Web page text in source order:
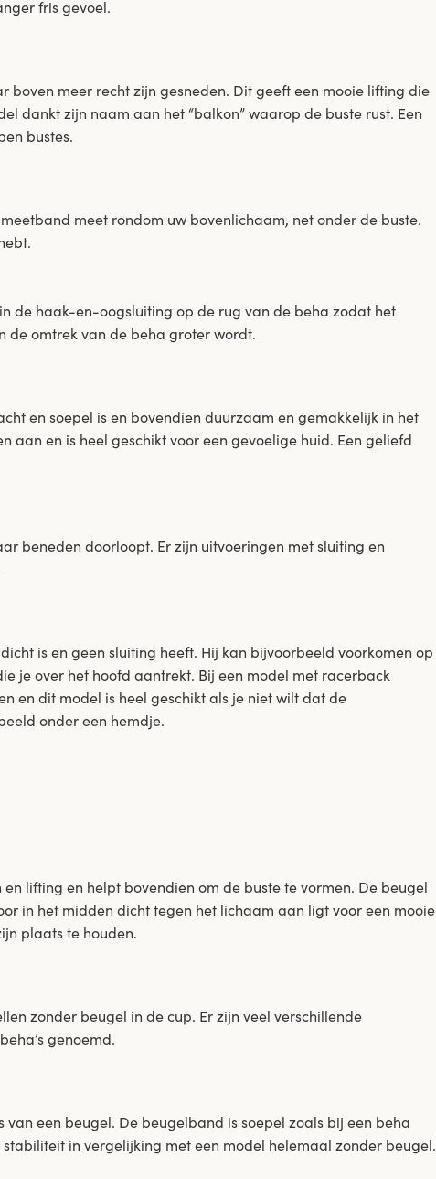
fris gevoel.
boven meer recht zijn gesneden. Dit geeft een mooie lifting die
dankt zijn naam aan het “balkon” waarop de buste rust. Een
bustes.
meet rondom uw bovenlichaam, net onder de buste.
de haak-en-oogsluiting op de rug van de beha zodat het
de omtrek van de beha groter wordt.
en soepel is en bovendien duurzaam en gemakkelijk in het
aan en is heel geschikt voor een gevoelige huid. Een geliefd
beneden doorloopt. Er zijn uitvoeringen met sluiting en
is en geen sluiting heeft. Hij kan bijvoorbeeld voorkomen op
je over het hoofd aantrekt. Bij een model met racerback
en dit model is heel geschikt als je niet wilt dat de
onder een hemdje.
lifting en helpt bovendien om de buste te vormen. De beugel
in het midden dicht tegen het lichaam aan ligt voor een mooie
plaats te houden.
zonder beugel in de cup. Er zijn veel verschillende
genoemd.
een beugel. De beugelband is soepel zoals bij een beha
in vergelijking met een model helemaal zonder beugel.